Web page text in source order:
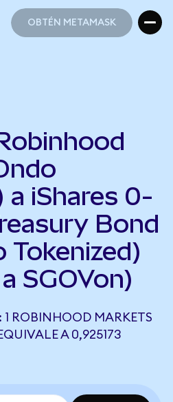
OBTÉN METAMASK
a iShares 0-
Bond
Tokenized)
SGOVon)
ROBINHOOD MARKETS
A 0,925173